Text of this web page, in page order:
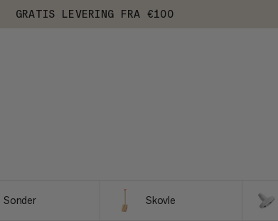
GRATIS LEVERING FRA €100
Sonder Skovle